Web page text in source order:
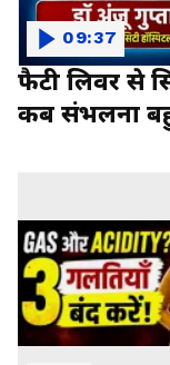
फैटी लिवर से
कब संभलना
09:37